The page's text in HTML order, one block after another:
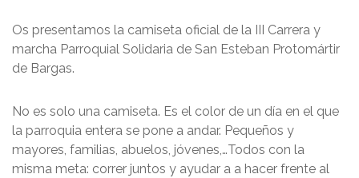
Os presentamos la camiseta oficial de la III Carrera y
marcha Parroquial Solidaria de San Esteban Protomártir
de Bargas.
No es solo una camiseta. Es el color de un día en el que
la parroquia entera se pone a andar. Pequeños y
mayores, familias, abuelos, jóvenes,…Todos con la
misma meta: correr juntos y ayudar a a hacer frente al